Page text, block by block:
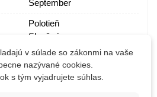
September
Polotieň
Slnečné
SemenaOnline
Kvitnúce na jar
v súlade so zákonmi na vaše
nazývané cookies.
s tým vyjadrujete súhlas.